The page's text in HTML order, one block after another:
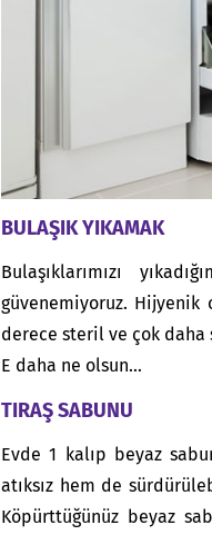
BULAŞIK YIKAMAK
Bulaşıklarımızı
güvenemiyoruz. Hijyenik
derece steril ve çok daha
E daha ne olsun…
TIRAŞ SABUNU
Evde 1 kalıp beyaz
atıksız hem de
Köpürttüğünüz beyaz